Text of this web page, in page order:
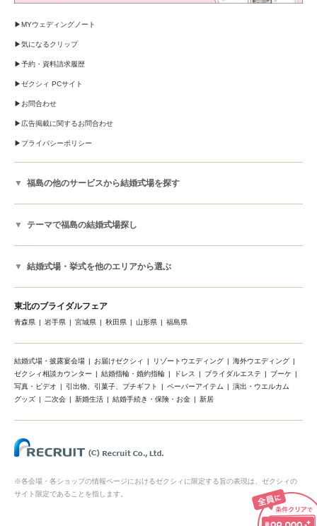
MYウェディングノート
気になるクリップ
予約・資料請求履歴
ゼクシィ PCサイト
お問合わせ
広告掲載に関するお問合わせ
プライバシーポリシー
福島の他のサービスから結婚式場を探す
テーマで福島の結婚式場探し
結婚式場・挙式を他のエリアから選ぶ
東北のブライダルフェア
青森県 岩手県 宮城県 秋田県 山形県 福島県
結婚式場・披露宴会場 お届けゼクシィ リゾートウエディング
海外ウエディング
ゼクシィ相談カウンター
結婚指輪・婚約指輪 ドレス ブライダルエステ
ブーケ
写真・ビデオ
引出物、引菓子、プチギフト ペーパーアイテム
演出・ウエルカム
グッズ
二次会 新婚生活 結婚手続き・保険・お金 新居
※各会場・各ショップの情報ページにおけるゼクシィに限定する旨の表現は、ゼクシィの
サイト限定であることを指します。